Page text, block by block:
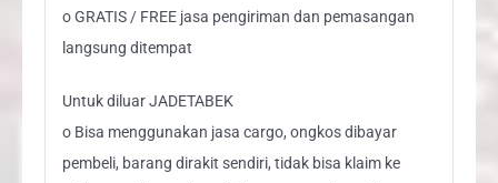
o GRATIS / FREE jasa pengiriman dan pemasangan
langsung ditempat
Untuk diluar JADETABEK
o Bisa menggunakan jasa cargo, ongkos dibayar
pembeli, barang dirakit sendiri, tidak bisa klaim ke